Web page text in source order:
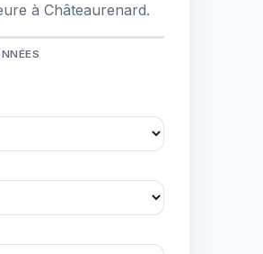
à Châteaurenard.